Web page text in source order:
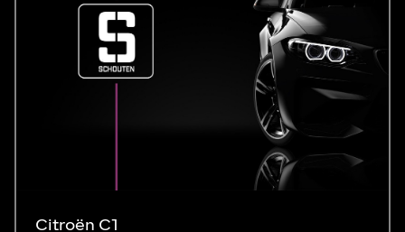
Citroën C1